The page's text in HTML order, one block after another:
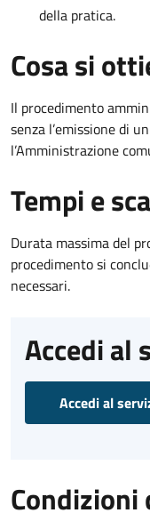
della pratica.
Cosa si
Il procedimento
senza l’emissione di
l’Amministrazione
Tempi e
Durata massima del
procedimento si
necessari.
Accedi al
Accedi al
Condizioni